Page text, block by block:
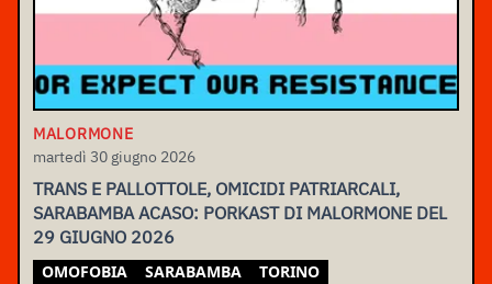
MALORMONE
martedì 30 giugno 2026
TRANS E PALLOTTOLE, OMICIDI PATRIARCALI,
SARABAMBA ACASO: PORKAST DI MALORMONE DEL
29 GIUGNO 2026
OMOFOBIA SARABAMBA TORINO